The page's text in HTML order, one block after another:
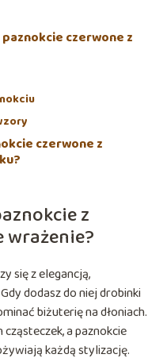
czerwone z
czerwone z
z
się z elegancją,
dodasz do niej drobinki
biżuterię na dłoniach.
a paznokcie
każdą stylizację.